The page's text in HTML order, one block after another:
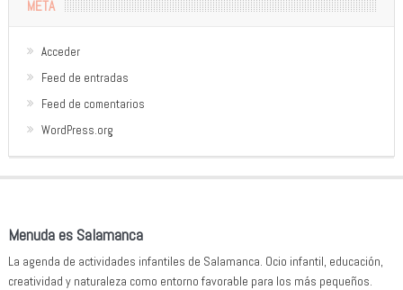
META
Acceder
Feed de entradas
Feed de comentarios
WordPress.org
Menuda es Salamanca
La agenda de actividades infantiles de Salamanca. Ocio infantil, educación,
creatividad y naturaleza como entorno favorable para los más pequeños.